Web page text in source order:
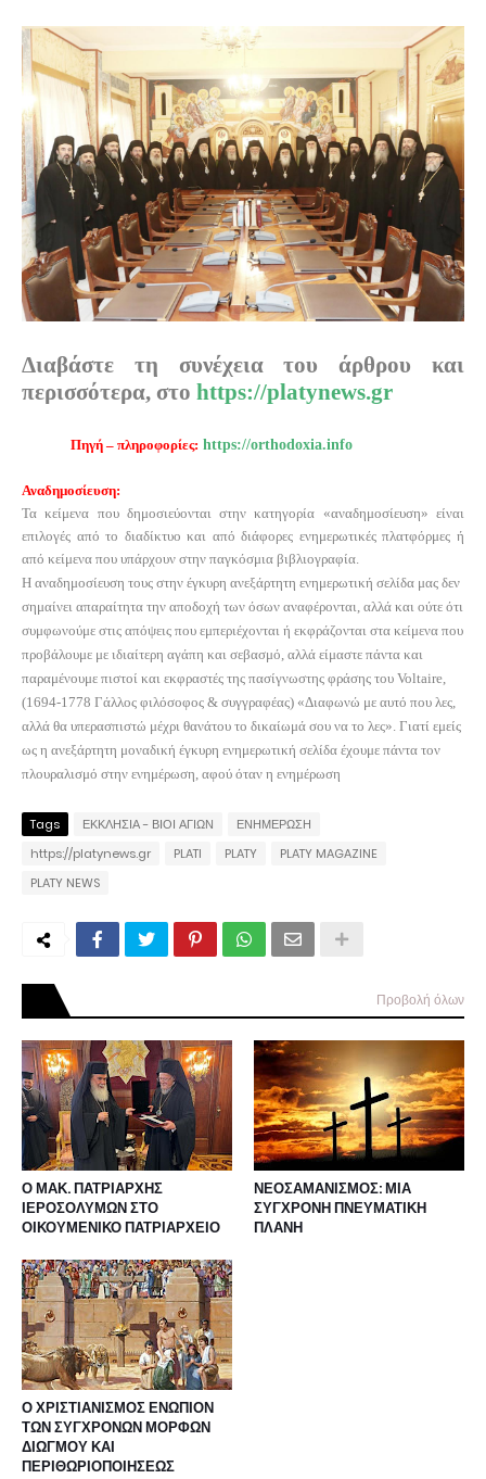
Διαβάστε τη συνέχεια του άρθρου και
περισσότερα, στο https://platynews.gr
Πηγή – πληροφορίες: https://orthodoxia.info
Αναδημοσίευση:
Τα κείμενα που δημοσιεύονται στην κατηγορία «αναδημοσίευση» είναι
επιλογές από το διαδίκτυο και από διάφορες ενημερωτικές πλατφόρμες ή
από κείμενα που υπάρχουν στην παγκόσμια βιβλιογραφία.
Η αναδημοσίευση τους στην έγκυρη ανεξάρτητη ενημερωτική σελίδα μας δεν
σημαίνει απαραίτητα την αποδοχή των όσων αναφέρονται, αλλά και ούτε ότι
συμφωνούμε στις απόψεις που εμπεριέχονται ή εκφράζονται στα κείμενα που
προβάλουμε με ιδιαίτερη αγάπη και σεβασμό, αλλά είμαστε πάντα και
παραμένουμε πιστοί και εκφραστές της πασίγνωστης φράσης του Voltaire,
(1694-1778 Γάλλος φιλόσοφος & συγγραφέας) «Διαφωνώ με αυτό που λες,
αλλά θα υπερασπιστώ μέχρι θανάτου το δικαίωμά σου να το λες». Γιατί εμείς
ως η ανεξάρτητη μοναδική έγκυρη ενημερωτική σελίδα έχουμε πάντα τον
πλουραλισμό στην ενημέρωση, αφού όταν η ενημέρωση
Tags ΕΚΚΛΗΣΙΑ - ΒΙΟΙ ΑΓΙΩΝ
ΕΝΗΜΕΡΩΣΗ
https://platynews.gr
PLATI PLATY
PLATY MAGAZINE
PLATY NEWS
Προβολή όλων
Ο ΜΑΚ. ΠΑΤΡΙΑΡΧΗΣ
ΙΕΡΟΣΟΛΥΜΩΝ ΣΤΟ
ΟΙΚΟΥΜΕΝΙΚΟ ΠΑΤΡΙΑΡΧΕΙΟ
ΝΕΟΣΑΜΑΝΙΣΜΟΣ: ΜΙΑ
ΣΥΓΧΡΟΝΗ ΠΝΕΥΜΑΤΙΚΗ
ΠΛΑΝΗ
Ο ΧΡΙΣΤΙΑΝΙΣΜΟΣ ΕΝΩΠΙΟΝ
ΤΩΝ ΣΥΓΧΡΟΝΩΝ ΜΟΡΦΩΝ
ΔΙΩΓΜΟΥ ΚΑΙ
ΠΕΡΙΘΩΡΙΟΠΟΙΗΣΕΩΣ